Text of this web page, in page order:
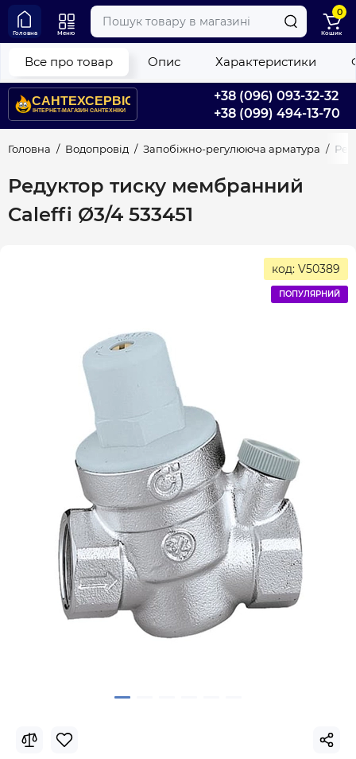
+38 (096) 093-32-32
+38 (099) 494-13-70
Головна Меню
0
Кошик
Головна Водопровід Запобіжно-регулююча арматура
Редуктор тиску мембранний
Caleffi Ø3/4 533451
Все про товар Опис Характеристики
код: V50389
ПОПУЛЯРНИЙ